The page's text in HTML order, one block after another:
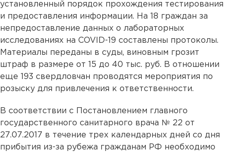
установленный порядок прохождения тестирования
и предоставления информации. На 18 граждан за
непредоставление данных о лабораторных
исследованиях на COVID-19 составлены протоколы.
Материалы переданы в суды, виновным грозит
штраф в размере от 15 до 40 тыс. руб. В отношении
еще 193 свердловчан проводятся мероприятия по
розыску для привлечения к ответственности.
В соответствии с Постановлением главного
государственного санитарного врача № 22 от
27.07.2017 в течение трех календарных дней со дня
прибытия из-за рубежа гражданам РФ необходимо